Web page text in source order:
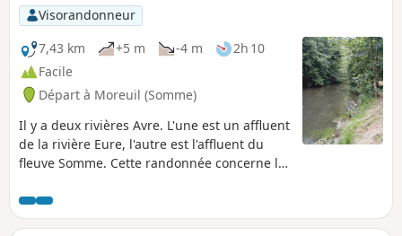
Visorandonneur
7,43 km
+5 m -4 m
2h 10
Facile
Départ à Moreuil (Somme)
Il y a deux rivières Avre. L'une est un affluent
de la rivière Eure, l'autre est l'affluent du
fleuve Somme. Cette randonnée concerne la
donne le plaisir de longer la rivière Avre à
Moreuil. En effet, la communauté de